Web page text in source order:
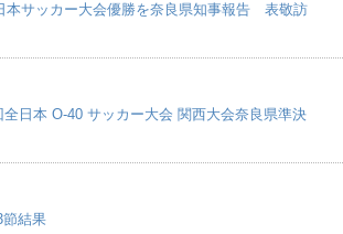
本サッカー大会優勝を奈良県知事報告 表敬訪
全日本 O-40 サッカー大会 関西大会奈良県準決
節結果